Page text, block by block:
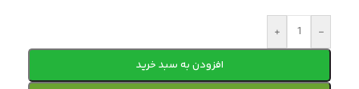
-
+
افزودن به سبد خرید